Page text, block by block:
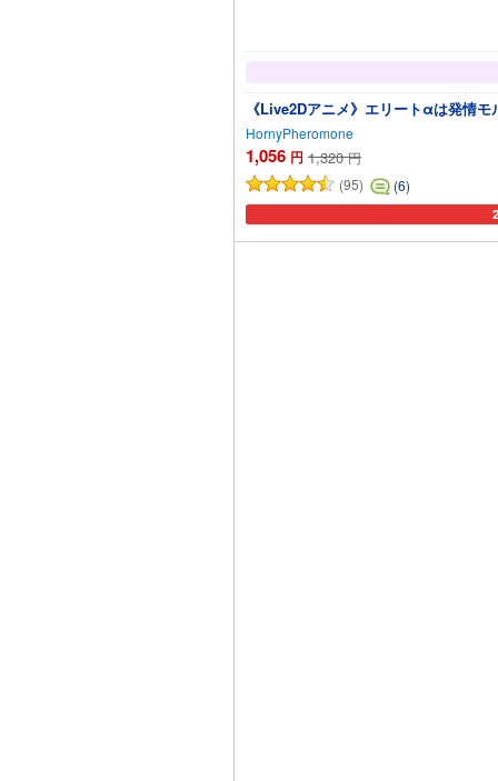
《Live2Dアニメ》エリートαは発情
HornyPheromone
1,056 円 1,320 円
(95)
(6)